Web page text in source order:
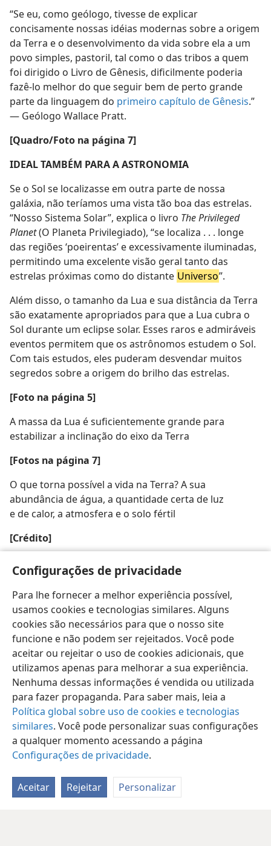
Configurações de privacidade
Para lhe fornecer a melhor experiência possível,
usamos cookies e tecnologias similares. Alguns
cookies são necessários para que o nosso site
funcione e não podem ser rejeitados. Você pode
aceitar ou rejeitar o uso de cookies adicionais, que
utilizamos apenas para melhorar a sua experiência.
Nenhuma dessas informações é vendida ou utilizada
para fazer propaganda. Para saber mais, leia a
Política global sobre uso de cookies e tecnologias
similares. Você pode personalizar suas configurações
a qualquer momento acessando a página
Configurações de privacidade.
Aceitar Rejeitar Personalizar
“Se eu, como geólogo, tivesse de explicar
concisamente nossas idéias modernas sobre a origem
da Terra e o desenvolvimento da vida sobre ela a um
povo simples, pastoril, tal como o das tribos a quem
foi dirigido o Livro de Gênesis, dificilmente poderia
fazê-lo melhor do que seguir bem de perto grande
parte da linguagem do primeiro capítulo de Gênesis.”
— Geólogo Wallace Pratt.
[Quadro/Foto na página 7]
IDEAL TAMBÉM PARA A ASTRONOMIA
Se o Sol se localizasse em outra parte de nossa
galáxia, não teríamos uma vista tão boa das estrelas.
“Nosso Sistema Solar”, explica o livro The Privileged
Planet(O Planeta Privilegiado), “se localiza . . . longe
das regiões ‘poeirentas’ e excessivamente iluminadas,
permitindo uma excelente visão geral tanto das
estrelas próximas como do distante Universo”.
Além disso, o tamanho da Lua e sua distância da Terra
são exatamente apropriados para que a Lua cubra o
Sol durante um eclipse solar. Esses raros e admiráveis
eventos permitem que os astrônomos estudem o Sol.
Com tais estudos, eles puderam desvendar muitos
segredos sobre a origem do brilho das estrelas.
[Foto na página 5]
A massa da Lua é suficientemente grande para
estabilizar a inclinação do eixo da Terra
[Fotos na página 7]
O que torna possível a vida na Terra? A sua
abundância de água, a quantidade certa de luz
e de calor, a atmosfera e o solo fértil
[Crédito]
Archive (Near Eastern History) Est.